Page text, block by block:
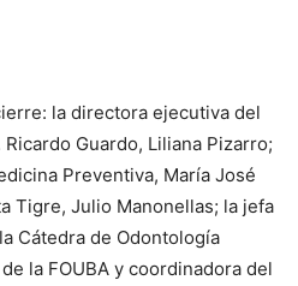
la directora ejecutiva del
Guardo, Liliana Pizarro;
Preventiva, María José
Tigre, Julio Manonellas; la jefa
Cátedra de Odontología
la FOUBA y coordinadora del